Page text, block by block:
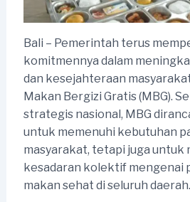
Bali – Pemerintah terus
komitmennya dalam
dan kesejahteraan
Makan Bergizi Gratis (MBG).
strategis nasional, MBG
untuk memenuhi kebutuhan
masyarakat, tetapi juga untuk
kesadaran kolektif mengenai
makan sehat di seluruh daerah.